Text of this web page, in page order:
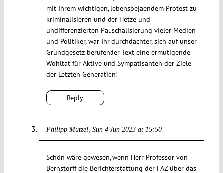
Reply
mit Ihrem wichtigen, lebensbejaendem Protest zu
kriminalisieren und der Hetze und
undifferenzierten Pauschalisierung vieler Medien
und Politiker, war Ihr durchdachter, sich auf unser
Grundgesetz berufender Text eine ermutigende
Wohltat für Aktive und Sympatisanten der Ziele
der Letzten Generation!
Philipp Mützel Sun 4 Jun 2023 at 15:50
Schön wäre gewesen, wenn Herr Professor von
Bernstorff die Berichterstattung der FAZ über das